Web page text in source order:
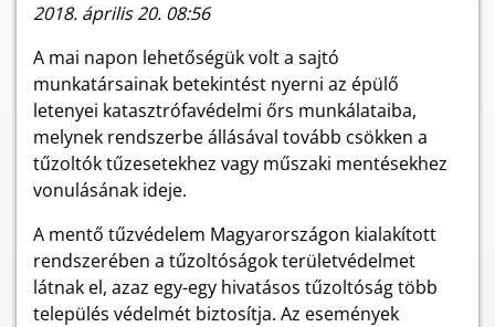
2018. április 20. 08:56
A mai napon lehetőségük volt a sajtó
munkatársainak betekintést nyerni az épülő
letenyei katasztrófavédelmi őrs munkálataiba,
melynek rendszerbe állásával tovább csökken a
tűzoltók tűzesetekhez vagy műszaki mentésekhez
vonulásának ideje.
A mentő tűzvédelem Magyarországon kialakított
rendszerében a tűzoltóságok területvédelmet
látnak el, azaz egy-egy hivatásos tűzoltóság több
település védelmét biztosítja. Az események